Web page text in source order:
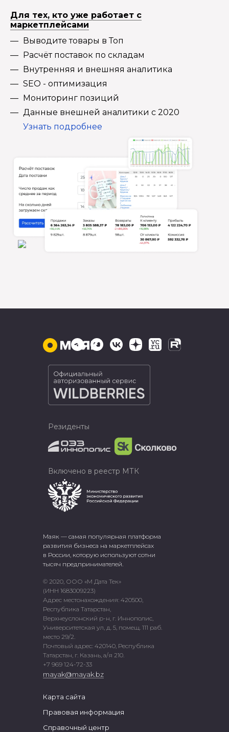
Для тех, кто уже работает с
маркетплейсами
Выводите товары в Топ
Расчёт поставок по складам
Внутренняя и внешняя аналитика
SEO - оптимизация
Мониторинг позиций
Данные внешней аналитики с 2020
Узнать подробнее
Маяк — самая популярная платформа
развития бизнеса на маркетплейсах
в России, которую используют сотни
тысяч предпринимателей.
© 2020, ООО «М Дата Тек»
(ИНН 1683009223)
Адрес местонахождения: 420500,
Республика Татарстан,
Верхнеуслонский р-н, г. Иннополис,
Университетская ул, д. 5, помещ. 111 раб.
место 29/2.
Почтовый адрес: 420140, Республика
Татарстан, г. Казань, а/я 210.
+7 969 124-72-33
mayak@mayak.bz
Карта сайта
Правовая информация
Справочный центр
Резиденты
Включено в реестр МТК